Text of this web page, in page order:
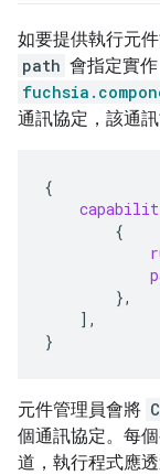
如要提供執行元
path 會指定實作
通訊協定，該通
{
{
},
],
}
元件管理員會將
個通訊協定。每
道，執行程式應